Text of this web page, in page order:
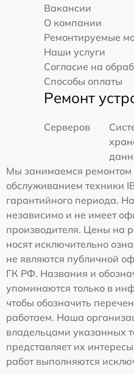
Вакансии
О компании
Ремонтируемые
Наши услуги
Согласие на
Способы оплаты
Ремонт
Серверов
Мы занимаемся ремонтом
обслуживанием техники
гарантийного периода.
независимо и не имеет
производителя. Цены на
носят исключительно
не являются публичной
ГК РФ. Названия и
упоминаются только в
чтобы обозначить
работаем. Наша
владельцами указанных
представляет их
работ выполняются